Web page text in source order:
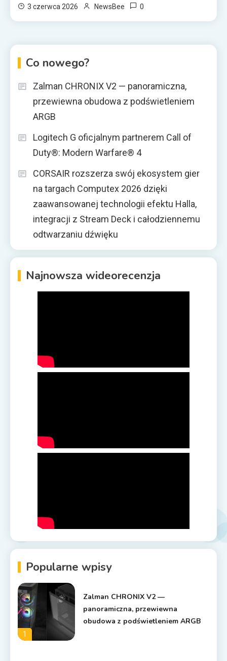
3 czerwca 2026 NewsBee 0
Co nowego?
Zalman CHRONIX V2 — panoramiczna,
przewiewna obudowa z podświetleniem
ARGB
Logitech G oficjalnym partnerem Call of
Duty®: Modern Warfare® 4
CORSAIR rozszerza swój ekosystem gier
na targach Computex 2026 dzięki
zaawansowanej technologii efektu Halla,
integracji z Stream Deck i całodziennemu
odtwarzaniu dźwięku
Najnowsza wideorecenzja
Popularne wpisy
1
Zalman CHRONIX V2 —
panoramiczna, przewiewna
obudowa z podświetleniem ARGB